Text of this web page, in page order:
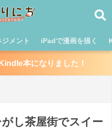
メント iPadで漫画を描く
本になりました！
がし茶屋街でスイー